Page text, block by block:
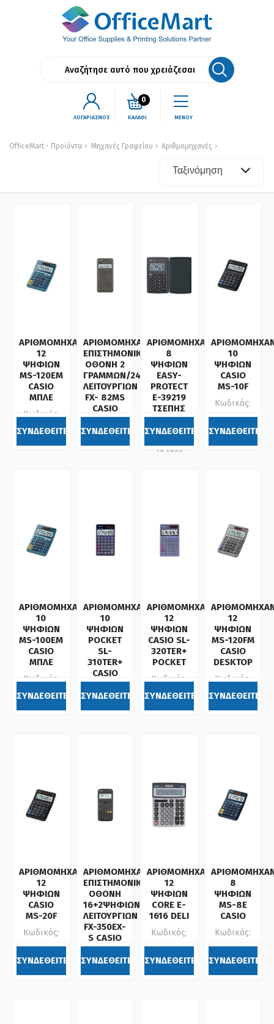
ΛΟΓΑΡΙΑΣΜΟΣ ΚΑΛΑΘΙ
0
ΜΕΝΟΥ
OfficeMart - Προϊόντα Μηχανές Γραφείου Αριθμομηχανές
Ταξινόμηση
ΑΡΙΘΜΟΜΗΧΑΝΗ
12
ΨΗΦΙΩΝ
MS-120EM
CASIO
ΜΠΛΕ
Κωδικός:
072621
ΣΥΝΔΕΘΕΙΤΕ
ΑΡΙΘΜΟΜΗΧΑΝΗ
ΕΠΙΣΤΗΜΟΝΙΚΗ
ΟΘΟΝΗ 2
ΓΡΑΜΜΩΝ/240
ΛΕΙΤΟΥΡΓΙΩΝ
FX- 82MS
CASIO
ΣΥΝΔΕΘΕΙΤΕ
ΑΡΙΘΜΟΜΗΧΑΝΗ
8
ΨΗΦΙΩΝ
EASY-
PROTECT
E-39219
ΤΣΕΠΗΣ
DELI
Κωδικός:
104053
ΣΥΝΔΕΘΕΙΤΕ
10
ΨΗΦΙΩΝ
CASIO
MS-10F
Κωδικός:
072011
ΣΥΝΔΕΘΕΙΤΕ
ΑΡΙΘΜΟΜΗΧΑΝΗ
10
ΨΗΦΙΩΝ
MS-100EM
CASIO
ΜΠΛΕ
Κωδικός:
072627
ΣΥΝΔΕΘΕΙΤΕ
ΑΡΙΘΜΟΜΗΧΑΝΗ
10
ΨΗΦΙΩΝ
POCKET
SL-
310TER+
CASIO
ΣΥΝΔΕΘΕΙΤΕ
ΑΡΙΘΜΟΜΗΧΑΝΗ
12
ΨΗΦΙΩΝ
CASIO SL-
320TER+
POCKET
Κωδικός:
072311
ΣΥΝΔΕΘΕΙΤΕ
12
ΨΗΦΙΩΝ
MS-120FM
CASIO
DESKTOP
Κωδικός:
072120
ΣΥΝΔΕΘΕΙΤΕ
ΑΡΙΘΜΟΜΗΧΑΝΗ
12
ΨΗΦΙΩΝ
CASIO
MS-20F
Κωδικός:
072013
ΣΥΝΔΕΘΕΙΤΕ
ΑΡΙΘΜΟΜΗΧΑΝΗ
ΕΠΙΣΤΗΜΟΝΙΚΗ
ΟΘΟΝΗ
16+2ΨΗΦΙΩΝ/274
ΛΕΙΤΟΥΡΓΙΩΝ
FX-350EX-
S CASIO
ΣΥΝΔΕΘΕΙΤΕ
ΑΡΙΘΜΟΜΗΧΑΝΗ
12
ΨΗΦΙΩΝ
CORE E-
1616 DELI
Κωδικός:
104055
ΣΥΝΔΕΘΕΙΤΕ
8
ΨΗΦΙΩΝ
MS-8E
CASIO
Κωδικός:
072623
ΣΥΝΔΕΘΕΙΤΕ